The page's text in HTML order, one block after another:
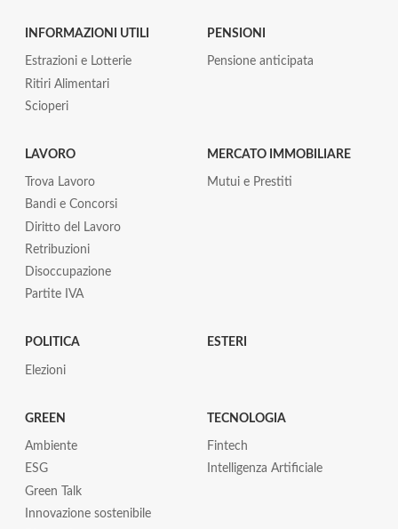
INFORMAZIONI UTILI
Estrazioni e Lotterie
Ritiri Alimentari
Scioperi
PENSIONI
Pensione anticipata
LAVORO
Trova Lavoro
Bandi e Concorsi
Diritto del Lavoro
Retribuzioni
Disoccupazione
Partite IVA
MERCATO IMMOBILIARE
Mutui e Prestiti
POLITICA
Elezioni
ESTERI
GREEN
Ambiente
ESG
Green Talk
Innovazione sostenibile
TECNOLOGIA
Fintech
Intelligenza Artificiale